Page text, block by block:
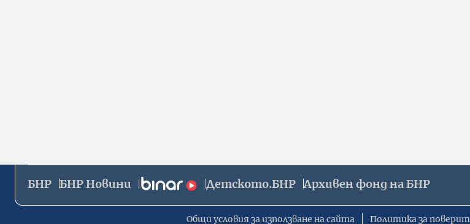
БНР БНР Новини Детското.БНР Архивен фонд на БНР
Общи условия за използване на сайта Политика за